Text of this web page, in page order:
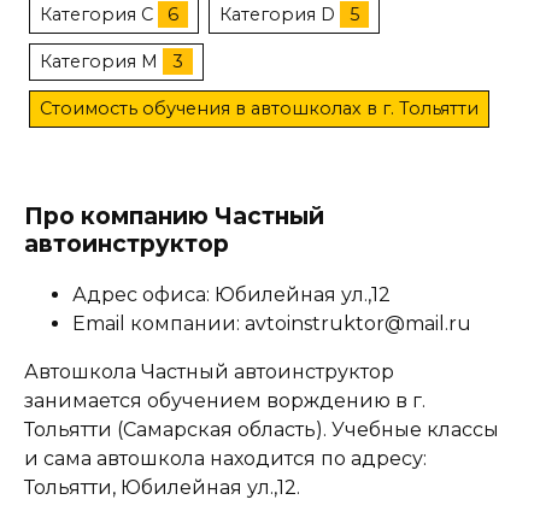
Категория C 6 Категория D 5
Категория M 3
Стоимость обучения в автошколах в г. Тольятти
Про компанию Частный
автоинструктор
Адрес офиса: Юбилейная ул.,12
Email компании: avtoinstruktor@mail.ru
Автошкола Частный автоинструктор
занимается обучением ворждению в г.
Тольятти (Самарская область). Учебные классы
и сама автошкола находится по адресу:
Тольятти, Юбилейная ул.,12.